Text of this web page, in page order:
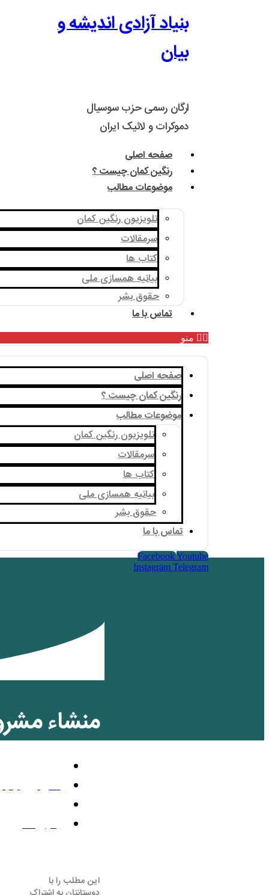
بنیاد آزادی اندیشه و
بیان
ارگان رسمی حزب سوسیال
دموکرات و لائیک ایران
صفحه اصلی
رنگین کمان چیست ؟
موضوعات مطالب
تلویزیون رنگین کمان
سرمقالات
کتاب ها
بیانیه همسازی ملی
حقوق بشر
تماس با ما
منو
صفحه اصلی
رنگین کمان چیست ؟
موضوعات مطالب
تلویزیون رنگین کمان
سرمقالات
کتاب ها
بیانیه همسازی ملی
حقوق بشر
تماس با ما
FacebookYoutube
Instagram Telegram
منشاء
اکتبر 22, 2014
بدون نظر
این مطلب را با